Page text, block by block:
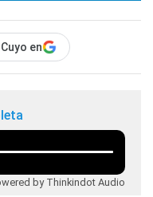
en
by Thinkindot Audio